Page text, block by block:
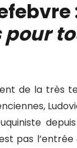
de la très
pas